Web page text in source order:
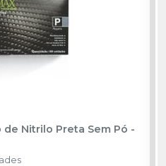
Nitrilo Preta Sem Pó -